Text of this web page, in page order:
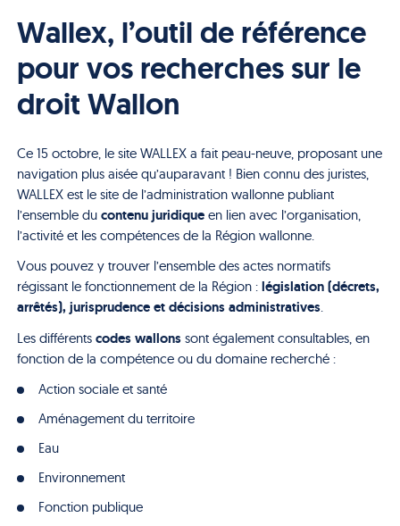
Wallex, l’outil de référence
pour vos recherches sur le
droit Wallon
Ce 15 octobre, le site WALLEX a fait peau-neuve, proposant une
navigation plus aisée qu’auparavant ! Bien connu des juristes,
WALLEX est le site de l’administration wallonne publiant
l’ensemble du contenu juridiqueen lien avec l’organisation,
l’activité et les compétences de la Région wallonne.
Vous pouvez y trouver l’ensemble des actes normatifs
régissant le fonctionnement de la Région :législation (décrets,
arrêtés), jurisprudence et décisions administratives.
Les différents codes wallonssont également consultables, en
fonction de la compétence ou du domaine recherché :
Action sociale et santé
Aménagement du territoire
Eau
Environnement
Fonction publique